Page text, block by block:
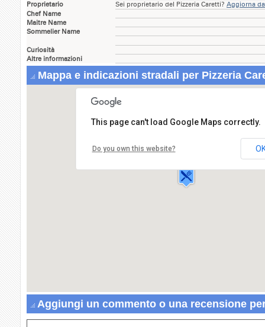
Proprietario
Sei proprietario del Pizzeria Caretti? Aggiorna
Chef Name
Maitre Name
Sommelier Name
Curiosità
Altre informazioni
Mappa e indicazioni stradali per Pizzeria
Pizzeria Caretti
80014 GIUGLIANO IN
This page can't load Google Maps correctly.
Do you own this website?
Aggiungi un commento o una recensione